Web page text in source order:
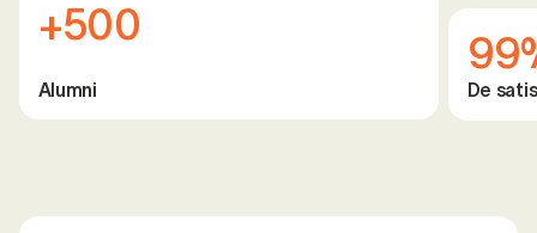
+500
Alumni De